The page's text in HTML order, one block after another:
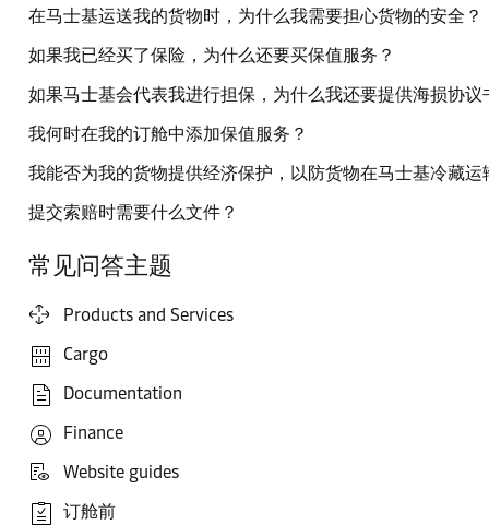
在马士基运送我的货物时，为什么我需要担心货物的安全？
如果我已经买了保险，为什么还要买保值服务？
如果马士基会代表我进行担保，为什么我还要提供海损协议
我何时在我的订舱中添加保值服务？
我能否为我的货物提供经济保护，以防货物在马士基冷藏
提交索赔时需要什么文件？
常见问答主题
Products and Services
Cargo
Documentation
Finance
Website guides
订舱前